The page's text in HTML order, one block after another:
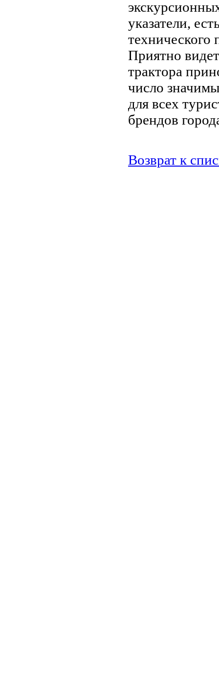
указатели,
технического
Приятно
трактора
число
для всех
брендов
Возврат к